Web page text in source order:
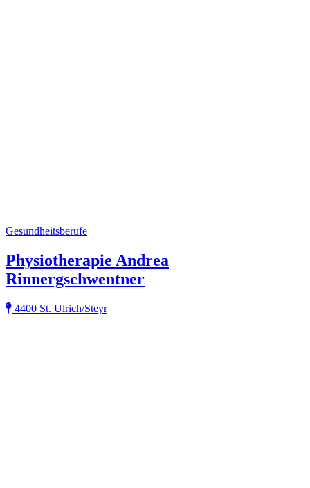
Gesundheitsberufe
Physiotherapie Andrea
Rinnergschwentner
4400 St. Ulrich/Steyr